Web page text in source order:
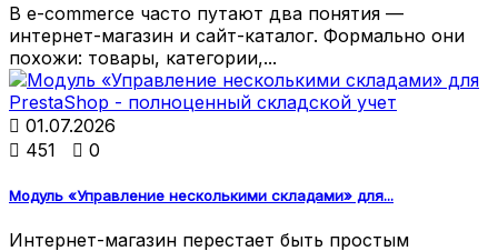
В e-commerce часто путают два понятия —
интернет-магазин и сайт-каталог. Формально они
похожи: товары, категории,...
 01.07.2026
 451  0
Модуль «Управление несколькими складами» для...
Интернет-магазин перестает быть простым